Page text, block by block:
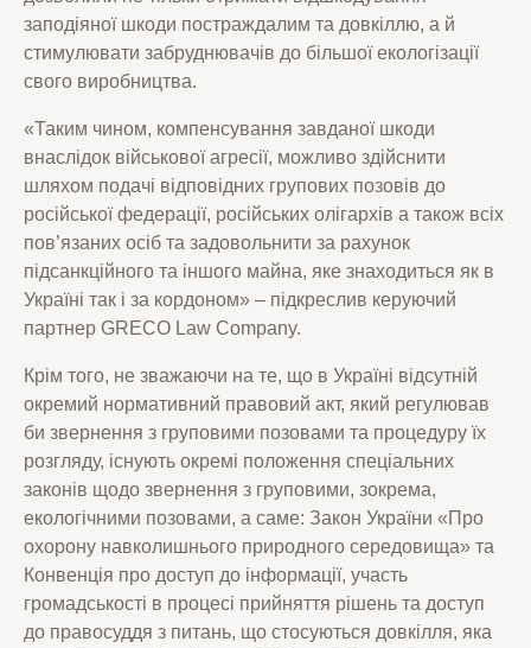
заподіяної шкоди постраждалим та довкіллю, а й
стимулювати забруднювачів до більшої екологізації
свого виробництва.
«Таким чином, компенсування завданої шкоди
внаслідок військової агресії, можливо здійснити
шляхом подачі відповідних групових позовів до
російської федерації, російських олігархів а також всіх
пов’язаних осіб та задовольнити за рахунок
підсанкційного та іншого майна, яке знаходиться як в
Україні так і за кордоном» – підкреслив керуючий
партнер GRECO Law Company.
Крім того, не зважаючи на те, що в Україні відсутній
окремий нормативний правовий акт, який регулював
би звернення з груповими позовами та процедуру їх
розгляду, існують окремі положення спеціальних
законів щодо звернення з груповими, зокрема,
екологічними позовами, а саме: Закон України «Про
охорону навколишнього природного середовища» та
Конвенція про доступ до інформації, участь
громадськості в процесі прийняття рішень та доступ
до правосуддя з питань, що стосуються довкілля, яка